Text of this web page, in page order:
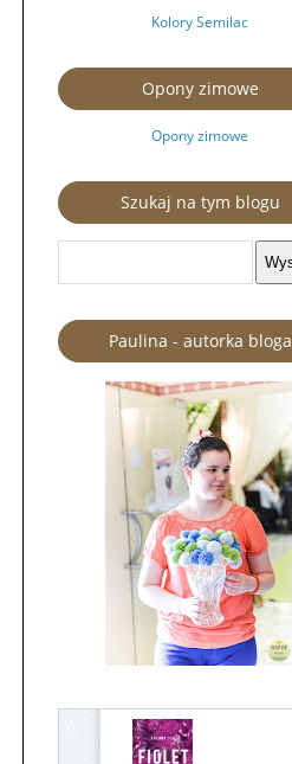
Kolory Semilac
Opony zimowe
Opony zimowe
Szukaj na tym blogu
Paulina - autorka bloga